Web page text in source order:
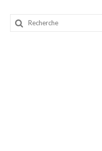
Guilin &
Rechercher
: